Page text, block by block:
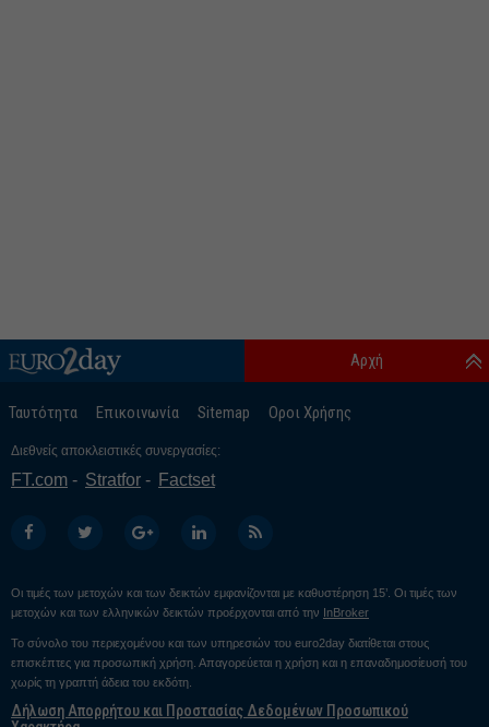
Ταυτότητα Επικοινωνία Sitemap Οροι Χρήσης
Αρχή
Διεθνείς αποκλειστικές συνεργασίες:
FT.com Stratfor Factset
Οι τιμές των μετοχών και των δεικτών εμφανίζονται με καθυστέρηση 15’. Οι τιμές των
μετοχών και των ελληνικών δεικτών προέρχονται από την
InBroker
Το σύνολο του περιεχομένου και των υπηρεσιών του euro2day διατίθεται στους
επισκέπτες για προσωπική χρήση. Απαγορεύεται η χρήση και η επαναδημοσίευσή του
χωρίς τη γραπτή άδεια του εκδότη.
Δήλωση Απορρήτου και Προστασίας Δεδομένων Προσωπικού